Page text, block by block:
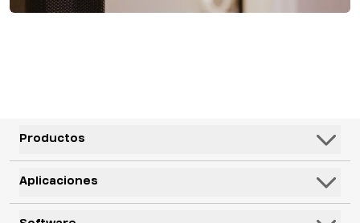
Productos
Altavoces
Subwoofers
Aplicaciones
Hospitalidad y Ocio